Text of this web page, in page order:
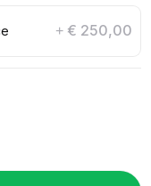
+ € 250,00